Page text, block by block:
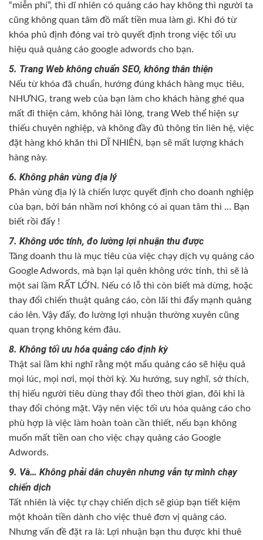
“miễn phí”, thì dĩ nhiên có quảng cáo hay không thì người ta
cũng không quan tâm đồ mất tiền mua làm gì. Khi đó từ
khóa phủ định đóng vai trò quyết định trong việc tối ưu
hiệu quả quảng cáo google adwords cho bạn.
5. Trang Web không chuẩn SEO, không thân thiện
Nếu từ khóa đã chuẩn, hướng đúng khách hàng mục tiêu,
NHƯNG, trang web của bạn làm cho khách hàng ghé qua
mất đi thiện cảm, không hài lòng, trang Web thể hiện sự
thiếu chuyên nghiệp, và không đầy đủ thông tin liên hệ, việc
đặt hàng khó khăn thì DĨ NHIÊN, bạn sẽ mất lượng khách
hàng này.
6. Không phân vùng địa lý
Phân vùng địa lý là chiến lược quyết định cho doanh nghiệp
của bạn, bởi bán nhầm nơi không có ai quan tâm thì … Bạn
biết rồi đấy !
7. Không ước tính, đo lường lợi nhuận thu được
Tăng doanh thu là mục tiêu của việc chạy dịch vụ quảng cáo
Google Adwords, mà bạn lại quên không ước tính, thì sẽ là
một sai lầm RẤT LỚN. Nếu có lỗ thì còn biết mà dừng, hoặc
thay đổi chiến thuật quảng cáo, còn lãi thì đẩy mạnh quảng
cáo lên. Vậy đấy, đo lường lợi nhuận thường xuyên cũng
quan trọng không kém đâu.
8. Không tối ưu hóa quảng cáo định kỳ
Thật sai lầm khi nghĩ rằng một mẩu quảng cáo sẽ hiệu quả
mọi lúc, mọi nơi, mọi thời kỳ. Xu hướng, suy nghĩ, sở thích,
thị hiếu người tiêu dùng thay đổi theo thời gian, đôi khi là
thay đổi chóng mặt. Vậy nên việc tối ưu hóa quảng cáo cho
phù hợp là việc làm hoàn toàn cần thiết, nếu bạn không
muốn mất tiền oan cho việc chạy quảng cáo Google
Adwords.
9. Và… Không phải dân chuyên nhưng vẫn tự mình chạy
chiến dịch
Tất nhiên là việc tự chạy chiến dịch sẽ giúp bạn tiết kiệm
một khoản tiền dành cho việc thuê đơn vị quảng cáo.
Nhưng vấn đề đặt ra là: Lợi nhuận bạn thu được khi thuê